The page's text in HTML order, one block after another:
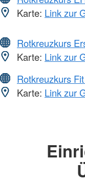
Karte: Link zur
Rotkreuzkurs
Karte: Link zur
Rotkreuzkurs
Karte: Link zur